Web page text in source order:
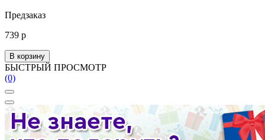
Предзаказ
739 р
В корзину
БЫСТРЫЙ ПРОСМОТР
(0)